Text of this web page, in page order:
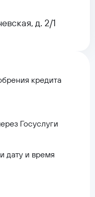
д. 2/1
кредита
Госуслуги
дату и время